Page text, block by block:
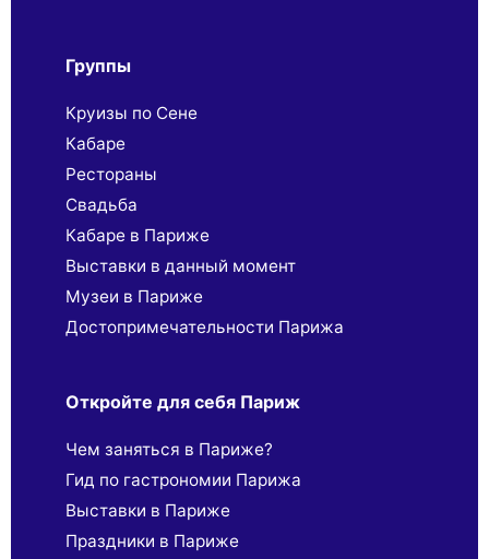
Группы
Круизы по Сене
Кабаре
Рестораны
Свадьба
Кабаре в Париже
Выставки в данный момент
Музеи в Париже
Достопримечательности Парижа
Откройте для себя Париж
Чем заняться в Париже?
Гид по гастрономии Парижа
Выставки в Париже
Праздники в Париже